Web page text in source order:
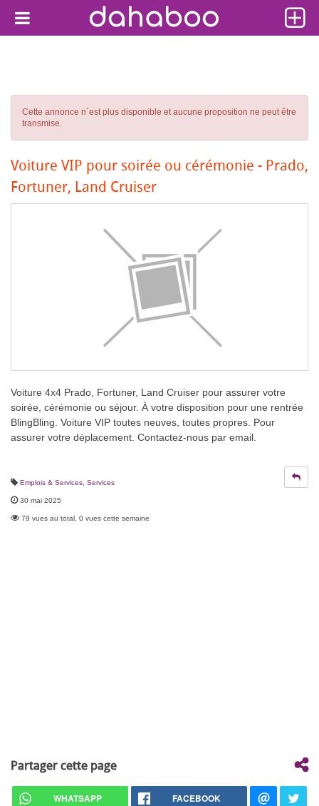
Cette annonce n´est plus disponible et aucune proposition ne peut être
transmise.
Voiture VIP pour soirée ou cérémonie - Prado,
Fortuner, Land Cruiser
Voiture 4x4 Prado, Fortuner, Land Cruiser pour assurer votre
soirée, cérémonie ou séjour. À votre disposition pour une rentrée
BlingBling. Voiture VIP toutes neuves, toutes propres. Pour
assurer votre déplacement. Contactez-nous par email.
Emplois & Services Services
30 mai 2025
79 vues au total, 0 vues cette semaine
Partager cette page
WHATSAPP FACEBOOK